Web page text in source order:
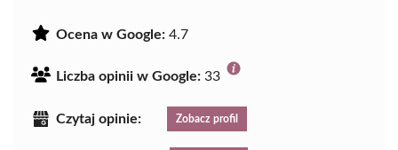
Ocena w Google: 4.7
Liczba opinii w Google: 33
Czytaj opinie: Zobacz profil